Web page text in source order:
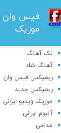
فیس وان
موزیک
دسته بندی مطالب
تک آهنگ
آهنگ شاد
ریمیکس فیس وان
ریمیکس جدید
موزیک ویدیو ایرانی
آلبوم ایرانی
مداحی